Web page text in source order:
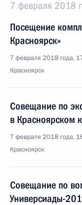
7 февраля 2018
Посещение
Красноярск»
7 февраля 2018 года,
Красноярск
Совещание по
в Красноярском
7 февраля 2018 года,
Красноярск
Совещание по
Универсиады-